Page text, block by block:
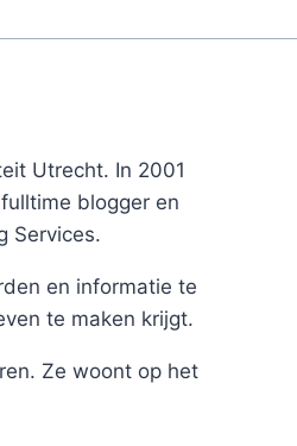
Utrecht. In 2001
blogger en
Services.
en informatie te
te maken krijgt.
Ze woont op het